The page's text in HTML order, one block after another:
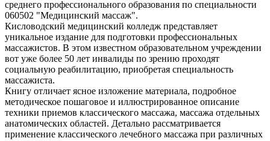
среднего профессионального образования по специальности
060502 "Медицинский массаж".
Кисловодский медицинский колледж представляет
уникальное издание для подготовки профессиональных
массажистов. В этом известном образовательном учреждении
вот уже более 50 лет инвалиды по зрению проходят
социальную реабилитацию, приобретая специальность
массажиста.
Книгу отличает ясное изложение материала, подробное
методическое пошаговое и иллюстрированное описание
техники приемов классического массажа, массажа отдельных
анатомических областей. Детально рассматривается
применение классического лечебного массажа при различных